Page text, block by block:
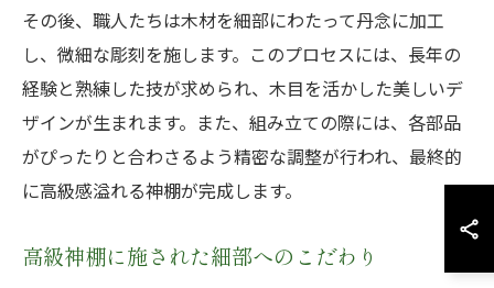
その後、職人たちは木材を細部にわたって丹念に加工
し、微細な彫刻を施します。このプロセスには、長年の
経験と熟練した技が求められ、木目を活かした美しいデ
ザインが生まれます。また、組み立ての際には、各部品
がぴったりと合わさるよう精密な調整が行われ、最終的
に高級感溢れる神棚が完成します。
高級神棚に施された細部へのこだわり